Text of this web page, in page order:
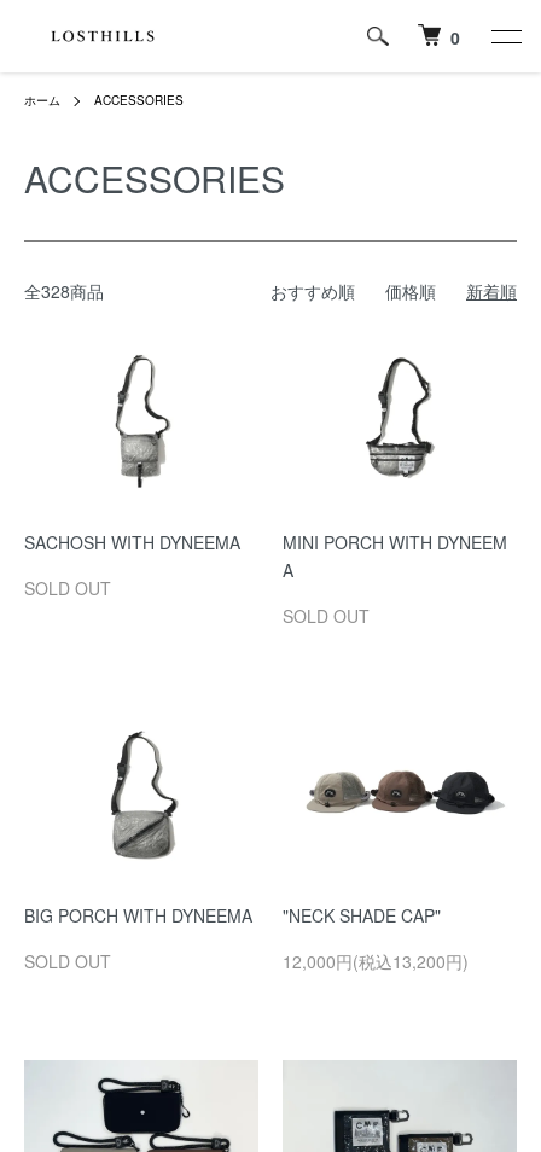
0
ホーム ACCESSORIES
ACCESSORIES
全328商品 おすすめ順 価格順 新着順
SACHOSH WITH DYNEEMA
SOLD OUT
MINI PORCH WITH DYNEEM
A
SOLD OUT
BIG PORCH WITH DYNEEMA
SOLD OUT
"NECK SHADE CAP"
12,000円(税込13,200円)